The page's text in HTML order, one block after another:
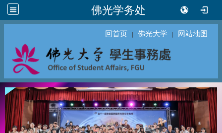
佛光学务处
回首页 ｜ 佛光大学 ｜ 网站地图